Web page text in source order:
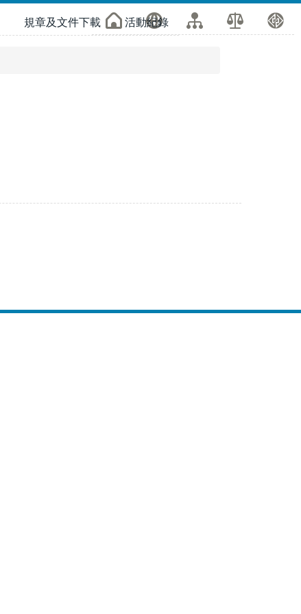
規章及文件下載 活動紀錄